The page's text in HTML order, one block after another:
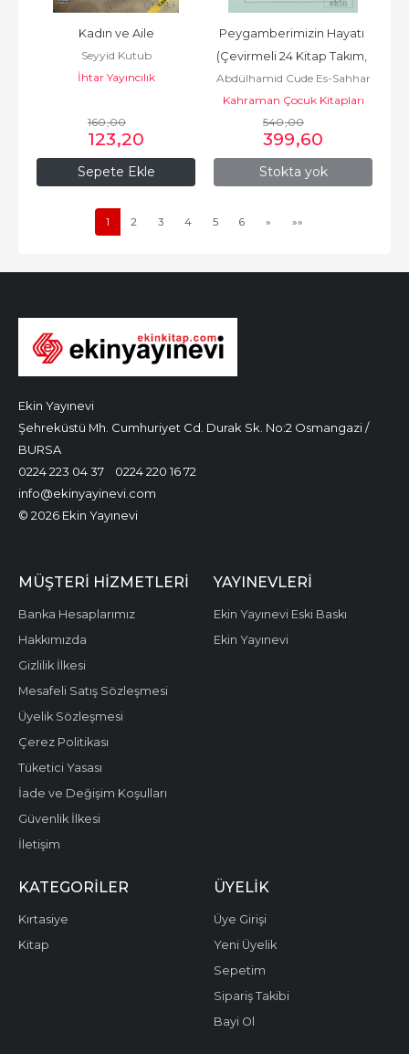
Sepete Ekle
Kadın ve Aile
Seyyid Kutub
İhtar Yayıncılık
160,00
123,20
Stokta yok
Peygamberimizin Hayatı
(Çevirmeli 24 Kitap Takım,
2. Hamur)
Abdülhamid Cude Es-Sahhar
Kahraman Çocuk Kitapları
540,00
399,60
1 2 3 4 5 6 » »»
Ekin Yayınevi
Şehreküstü Mh. Cumhuriyet Cd. Durak Sk. No:2 Osmangazi /
BURSA
0224 223 04 37
0224 220 16 72
info@ekinyayinevi.com
© 2026 Ekin Yayınevi
MÜŞTERI HIZMETLERI
Banka Hesaplarımız
Hakkımızda
Gizlilik İlkesi
Mesafeli Satış Sözleşmesi
Üyelik Sözleşmesi
Çerez Politikası
Tüketici Yasası
İade ve Değişim Koşulları
Güvenlik İlkesi
İletişim
YAYINEVLERI
Ekin Yayınevi Eski Baskı
Ekin Yayınevi
KATEGORILER
Kırtasiye
Kitap
ÜYELIK
Üye Girişi
Yeni Üyelik
Sepetim
Sipariş Takibi
Bayi Ol